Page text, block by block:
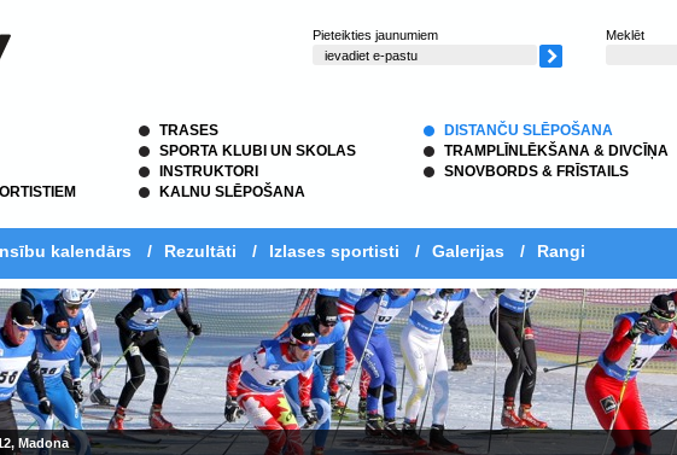
Pieteikties jaunumiem Meklēt
TRASES
SPORTA KLUBI UN SKOLAS
INSTRUKTORI
KALNU SLĒPOŠANA
DISTANČU SLĒPOŠANA
TRAMPLĪNLĒKŠANA & DIVCĪŅA
SNOVBORDS & FRĪSTAILS
kalendārs / Rezultāti / Izlases sportisti / Galerijas / Rangi